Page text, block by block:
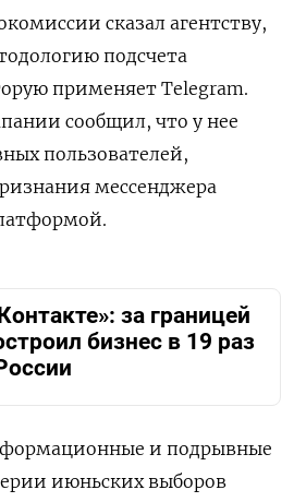
сказал агентству,
подсчета
применяет Telegram.
сообщил, что у нее
пользователей,
мессенджера
за границей
бизнес в 19 раз
и подрывные
июньских выборов